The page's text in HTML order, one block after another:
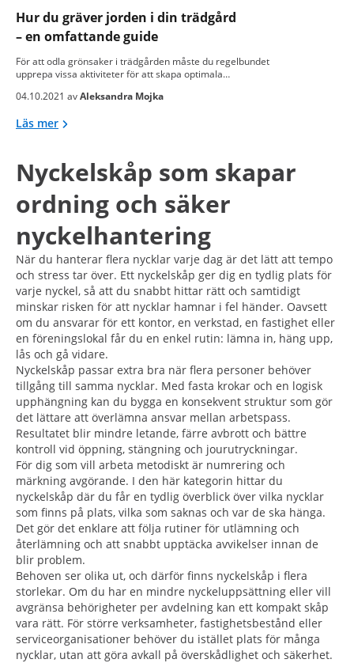
Hur du gräver jorden i din trädgård
– en omfattande guide
För att odla grönsaker i trädgården måste du regelbundet
upprepa vissa aktiviteter för att skapa optimala…
04.10.2021 avAleksandra Mojka
Läs mer
Nyckelskåp som skapar
ordning och säker
nyckelhantering
När du hanterar flera nycklar varje dag är det lätt att tempo
och stress tar över. Ett nyckelskåp ger dig en tydlig plats för
varje nyckel, så att du snabbt hittar rätt och samtidigt
minskar risken för att nycklar hamnar i fel händer. Oavsett
om du ansvarar för ett kontor, en verkstad, en fastighet eller
en föreningslokal får du en enkel rutin: lämna in, häng upp,
lås och gå vidare.
Nyckelskåp passar extra bra när flera personer behöver
tillgång till samma nycklar. Med fasta krokar och en logisk
upphängning kan du bygga en konsekvent struktur som gör
det lättare att överlämna ansvar mellan arbetspass.
Resultatet blir mindre letande, färre avbrott och bättre
kontroll vid öppning, stängning och jourutryckningar.
För dig som vill arbeta metodiskt är numrering och
märkning avgörande. I den här kategorin hittar du
nyckelskåp där du får en tydlig överblick över vilka nycklar
som finns på plats, vilka som saknas och var de ska hänga.
Det gör det enklare att följa rutiner för utlämning och
återlämning och att snabbt upptäcka avvikelser innan de
blir problem.
Behoven ser olika ut, och därför finns nyckelskåp i flera
storlekar. Om du har en mindre nyckeluppsättning eller vill
avgränsa behörigheter per avdelning kan ett kompakt skåp
vara rätt. För större verksamheter, fastighetsbestånd eller
serviceorganisationer behöver du istället plats för många
nycklar, utan att göra avkall på överskådlighet och säkerhet.